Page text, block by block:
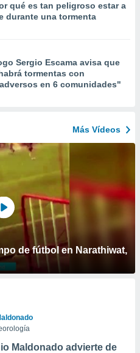
qué es tan peligroso estar a
durante una tormenta
Sergio Escama avisa que
tormentas con
en 6 comunidades"
Más Vídeos
de fútbol en Narathiwat,
Maldonado advierte de